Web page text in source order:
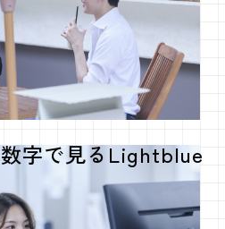
数字で見るLightblue